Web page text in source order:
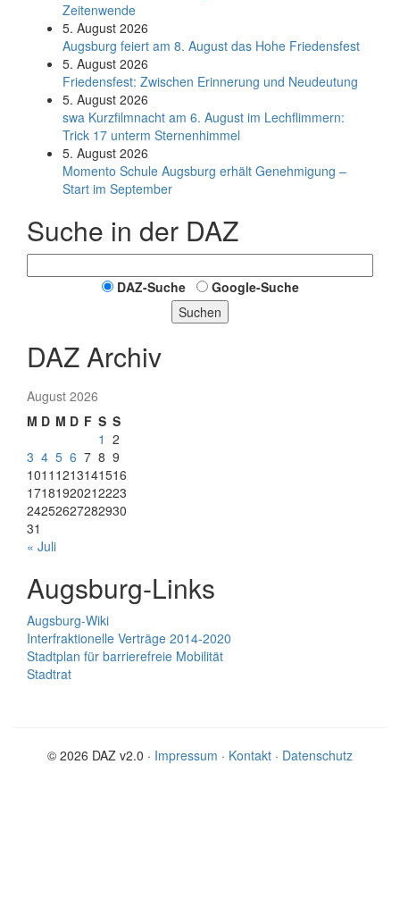
Zeitenwende
5. August 2026
Augsburg feiert am 8. August das Hohe Friedensfest
5. August 2026
Friedensfest: Zwischen Erinnerung und Neudeutung
5. August 2026
swa Kurz­film­nacht am 6. August im Lech­flim­mern:
Trick 17 unterm Sternen­himmel
5. August 2026
Momento Schule Augsburg erhält Genehmigung –
Start im September
Suche in der DAZ
DAZ-Suche
Google-Suche
Suchen
DAZ Archiv
August 2026
M D M D F S S
1 2
3 4 5 6 7 8 9
1011 1213141516
17181920212223
24252627282930
31
« Juli
Augsburg-Links
Augsburg-Wiki
Interfraktionelle Verträge 2014-2020
Stadtplan für barrierefreie Mobilität
Stadtrat
© 2026 DAZ v2.0 · Impressum · Kontakt · Datenschutz